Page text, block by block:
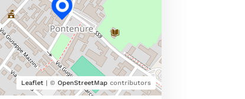
Leaflet| © OpenStreetMapcontributors